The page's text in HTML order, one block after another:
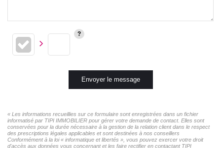
Envoyer le message
« Les informations recueillies sur ce formulaire sont enregistrées dans un fichier
informatisé par TIPI IMMOBILIER pour gérer votre demande de contact. Elles sont
conservées pour la durée nécessaire à la gestion de la relation client dans le respect
des prescriptions légales applicables et sont destinées à nos conseillers
Conformément à la loi « informatique et libertés », vous pouvez exercer votre droit
d'accès aux données vous concernant et les faire rectifier en contactant TIPI